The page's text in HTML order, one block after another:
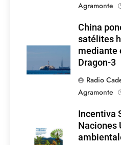
Agramonte
China
satélites
mediante
Dragon-3
Radio
Agramonte
Incentiva
Naciones